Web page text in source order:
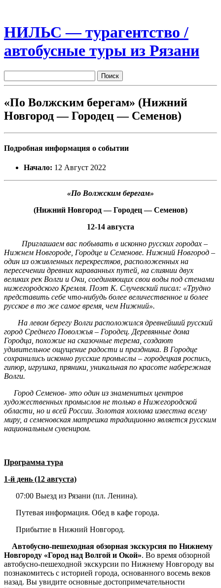
НИЛЬС — турагентство /
автобусные туры из Рязани
«По Волжским берегам» (Нижний
Новгород — Городец — Семенов)
Подробная информация о событии
Начало: 12 Август 2022
«По Волжским берегам»
(Нижний Новгород — Городец — Семенов)
12-14 августа
Приглашаем вас побывать в исконно русских городах –
Нижнем Новгороде, Городце и Семенове. Нижний Новгород –
один из оживленных перекрестков, расположенных на
пересечении древних караванных путей, на слиянии двух
великих рек Волги и Оки, соединяющих свои воды под стенами
нижегородского Кремля. Поэт К. Случевский писал: «Трудно
представить себе что-нибудь более величественное и более
русское в то же самое время, чем Нижний».
На левом берегу Волги расположился древнейший русский
город Среднего Поволжья – Городец. Деревянные дома
Городца, похожие на сказочные терема, создают
удивительное ощущение радости и праздника. В Городце
сохранились исконно русские промыслы – городецкая роспись,
гипюр, игрушка, пряники, уникальная по красоте набережная
Волги.
Город Семенов- это один из знаменитых центров
художественных промыслов не только в Нижегородской
области, но и всей России. Золотая хохлома известна всему
миру, а семеновская матрешка традиционно является русским
национальным сувениром.
Программа тура
1-й день (12 августа)
07:00 Выезд из Рязани (пл. Ленина).
Путевая информация. Обед в кафе города.
Прибытие в Нижний Новгород.
Автобусно-пешеходная обзорная экскурсия по Нижнему
Новгороду «Город над Волгой и Окой». Во время обзорной
автобусно-пешеходной экскурсии по Нижнему Новгороду вы
познакомитесь с историей города, основанного восемь веков
назад. Вы увидите основные достопримечательности